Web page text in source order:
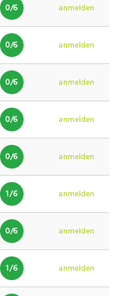
0/6 anmelden
0/6 anmelden
0/6 anmelden
0/6 anmelden
0/6 anmelden
1/6 anmelden
0/6 anmelden
1/6 anmelden